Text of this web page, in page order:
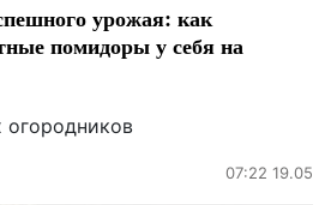
урожая: как
помидоры у себя на
07:22 19.05